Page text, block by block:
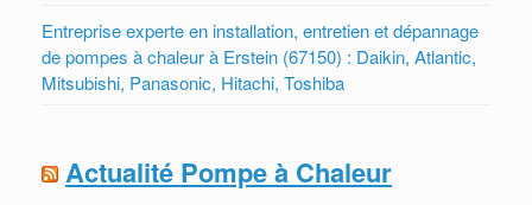
Entreprise experte en installation, entretien et dépannage
de pompes à chaleur à Erstein (67150) : Daikin, Atlantic,
Mitsubishi, Panasonic, Hitachi, Toshiba
Actualité Pompe à Chaleur